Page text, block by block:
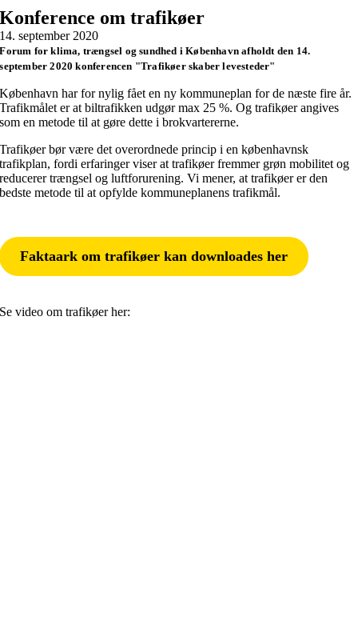
Konference om trafikøer
14. september 2020
Forum for klima, trængsel og sundhed i København afholdt den 14.
september 2020 konferencen "Trafikøer skaber levesteder"
København har for nylig fået en ny kommuneplan for de næste fire år.
Trafikmålet er at biltrafikken udgør max 25 %. Og trafikøer angives
som en metode til at gøre dette i brokvartererne.
Trafikøer bør være det overordnede princip i en københavnsk
trafikplan, fordi erfaringer viser at trafikøer fremmer grøn mobilitet og
reducerer trængsel og luftforurening. Vi mener, at trafikøer er den
bedste metode til at opfylde kommuneplanens trafikmål.
Faktaark om trafikøer kan downloades her
Se video om trafikøer her: